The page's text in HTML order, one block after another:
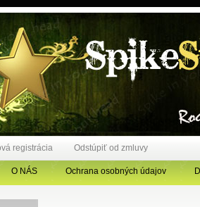
registrácia Odstúpiť od zmluvy
O NÁS Ochrana osobných údajov